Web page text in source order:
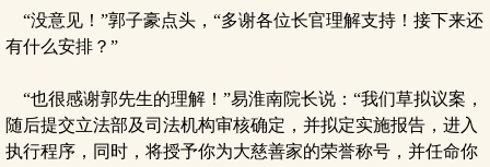
“没意见！”郭子豪点头，“多谢各位长官理解支持！接下来还
有什么安排？”
“也很感谢郭先生的理解！”易淮南院长说：“我们草拟议案，
随后提交立法部及司法机构审核确定，并拟定实施报告，进入
执行程序，同时，将授予你为大慈善家的荣誉称号，并任命你